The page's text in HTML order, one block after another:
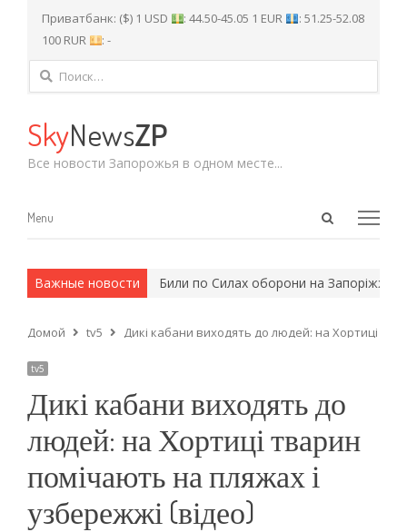
Приватбанк: ($) 1 USD : 44.50-45.05 1 EUR
: 51.25-52.08
100 RUR
: -
Найти:
SkyNewsZP
Все новости Запорожья в одном месте...
Open
Menu
Menu
Важные новости
армейские методы. Били по Силах оборони на Запоріжжі:
Домой tv5 Дикі кабани виходять до людей: на Хортиці
tv5
Дикі кабани виходять до
людей: на Хортиці тварин
помічають на пляжах і
узбережжі (відео)